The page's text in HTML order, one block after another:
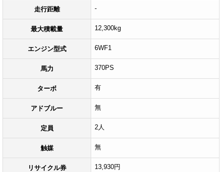
走行距離 -
最大積載量 12,300kg
エンジン型式 6WF1
馬力 370PS
ターボ 有
アドブルー 無
定員 2人
触媒 無
リサイクル券 13,930円